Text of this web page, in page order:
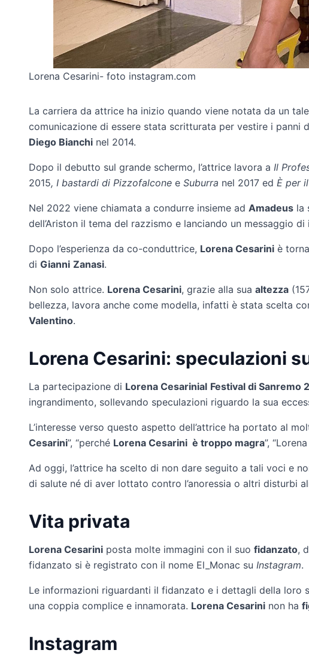
Lorena Cesarini- foto instagram.com
La carriera da attrice ha inizio quando viene notata da un
comunicazione di essere stata scritturata per vestire i panni
Diego Bianchi nel 2014.
Dopo il debutto sul grande schermo, l’attrice lavora a Il
2015, I bastardi di Pizzofalcone e Suburra nel 2017 ed È per
Nel 2022 viene chiamata a condurre insieme ad Amadeus la
dell’Ariston il tema del razzismo e lanciando un messaggio di
Dopo l’esperienza da co-conduttrice, Lorena Cesarini è
di Gianni Zanasi.
Non solo attrice. Lorena Cesarini, grazie alla sua altezza
bellezza, lavora anche come modella, infatti è stata scelta
Valentino.
Lorena Cesarini: speculazioni
La partecipazione di Lorena Cesarinial Festival di Sanremo
ingrandimento, sollevando speculazioni riguardo la sua
L’interesse verso questo aspetto dell’attrice ha portato al
Cesarini”, “perché Lorena Cesarini è troppo magra”,
Ad oggi, l’attrice ha scelto di non dare seguito a tali voci e
di salute né di aver lottato contro l’anoressia o altri disturbi
Vita privata
Lorena Cesarini posta molte immagini con il suo fidanzato,
fidanzato si è registrato con il nome El_Monac su Instagram.
Le informazioni riguardanti il fidanzato e i dettagli della loro
una coppia complice e innamorata. Lorena Cesarini non ha
Instagram